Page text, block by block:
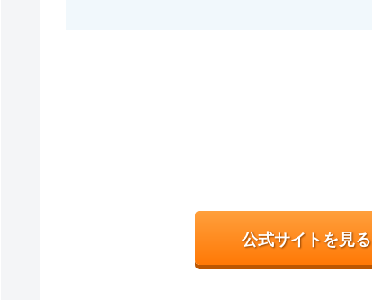
公式サイトを見る